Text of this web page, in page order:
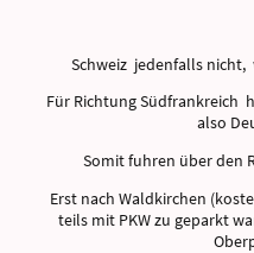
Schweiz jedenfalls nicht,
Für Richtung Südfrankreich
also
Somit fuhren über den
Erst nach Waldkirchen
teils mit PKW zu geparkt